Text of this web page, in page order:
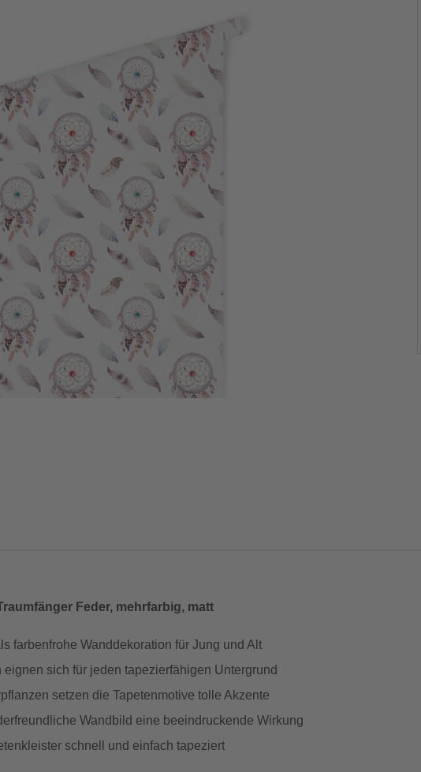
Feder, mehrfarbig, matt
farbenfrohe Wanddekoration für Jung und Alt
sich für jeden tapezierfähigen Untergrund
setzen die Tapetenmotive tolle Akzente
Wandbild eine beeindruckende Wirkung
schnell und einfach tapeziert